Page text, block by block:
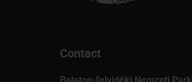
Contact
Balaton-felvidéki Nemzeti Park